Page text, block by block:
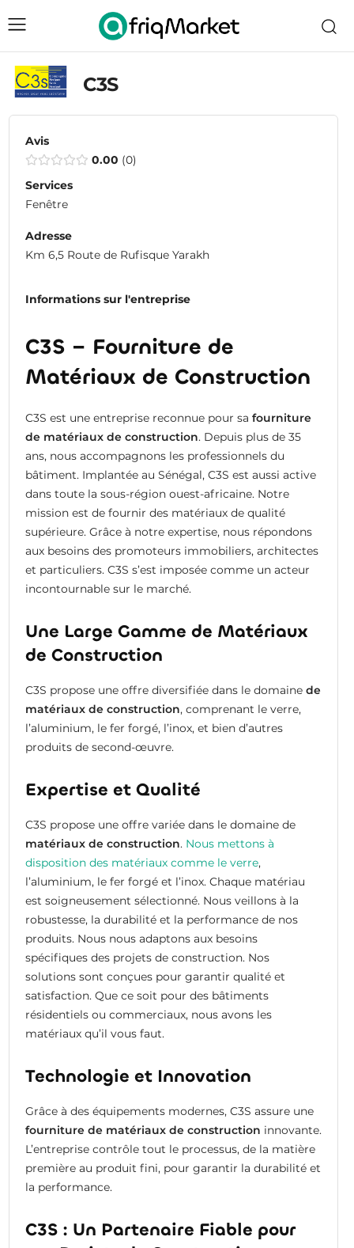
C3S
Avis
0.00 0
Services
Fenêtre
Adresse
Km 6,5 Route de Rufisque Yarakh
Informations sur l'entreprise
C3S – Fourniture de
Matériaux de Construction
C3S est une entreprise reconnue pour sa fourniture
de matériaux de construction. Depuis plus de 35
ans, nous accompagnons les professionnels du
bâtiment. Implantée au Sénégal, C3S est aussi active
dans toute la sous-région ouest-africaine. Notre
mission est de fournir des matériaux de qualité
supérieure. Grâce à notre expertise, nous répondons
aux besoins des promoteurs immobiliers, architectes
et particuliers. C3S s’est imposée comme un acteur
incontournable sur le marché.
Une Large Gamme de Matériaux
de Construction
C3S propose une offre diversifiée dans le domainede
matériaux de construction, comprenant le verre,
l’aluminium, le fer forgé, l’inox, et bien d’autres
produits de second-œuvre.
Expertise et Qualité
C3S propose une offre variée dans le domaine de
matériaux de construction. Nous mettons à
disposition des matériaux comme le verre,
l’aluminium, le fer forgé et l’inox. Chaque matériau
est soigneusement sélectionné. Nous veillons à la
robustesse, la durabilité et la performance de nos
produits. Nous nous adaptons aux besoins
spécifiques des projets de construction. Nos
solutions sont conçues pour garantir qualité et
satisfaction. Que ce soit pour des bâtiments
résidentiels ou commerciaux, nous avons les
matériaux qu’il vous faut.
Technologie et Innovation
Grâce à des équipements modernes, C3S assure une
fourniture de matériaux de construction innovante.
L’entreprise contrôle tout le processus, de la matière
première au produit fini, pour garantir la durabilité et
la performance.
C3S : Un Partenaire Fiable pour